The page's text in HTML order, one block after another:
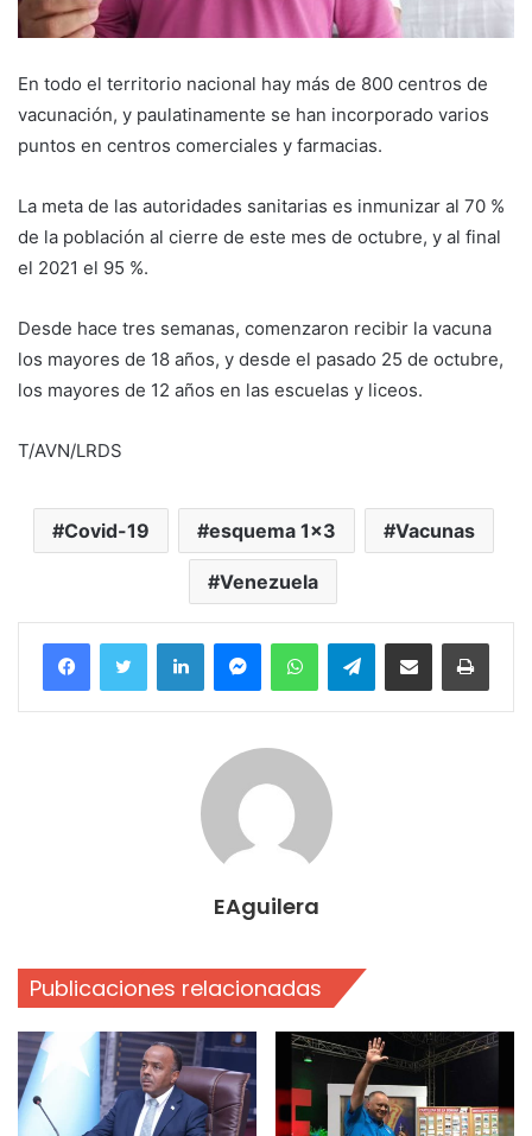
En todo el territorio nacional hay más de 800 centros de
vacunación, y paulatinamente se han incorporado varios
puntos en centros comerciales y farmacias.
La meta de las autoridades sanitarias es inmunizar al 70 %
de la población al cierre de este mes de octubre, y al final
el 2021 el 95 %.
Desde hace tres semanas, comenzaron recibir la vacuna
los mayores de 18 años, y desde el pasado 25 de octubre,
los mayores de 12 años en las escuelas y liceos.
T/AVN/LRDS
Covid-19 esquema 1x3 Vacunas
Venezuela
FacebookTwitter LinkedInMessengerWhatsAppTelegramCompartir por correo electrónico
EAguilera
Publicaciones relacionadas